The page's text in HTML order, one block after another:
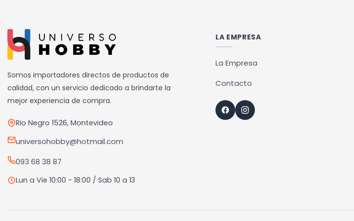
Las
opciones
se
pueden
elegir
en
página
de
Somos importadores directos de productos de
calidad, con un servicio dedicado a brindarte la
mejor experiencia de compra.
Rio Negro 1526, Montevideo
universohobby@hotmail.com
093 68 38 87
Lun a Vie 10:00 - 18:00 / Sab 10 a 13
LA EMPRESA
La Empresa
Contacto